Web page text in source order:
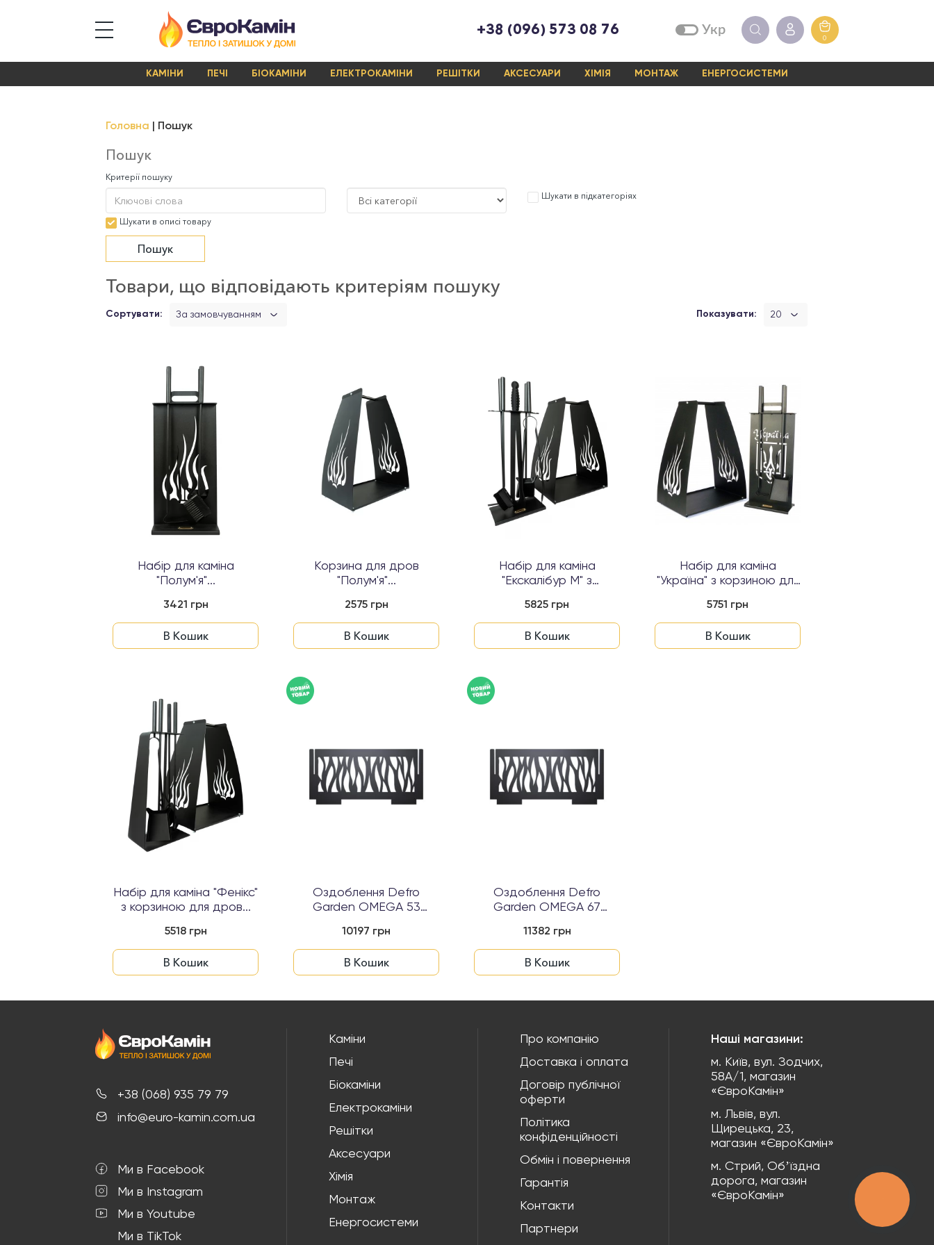
+38 (096) 573 08 76 Укр
0
КАМІНИ ПЕЧІ БІОКАМІНИ ЕЛЕКТРОКАМІНИ РЕШІТКИ АКСЕСУАРИ ХІМІЯ МОНТАЖ ЕНЕРГОСИСТЕМИ
Головна Пошук
Пошук
Критерії пошуку
Шукати в підкатегоріях
Шукати в описі товару
Товари, що відповідають критеріям пошуку
Сортувати: За замовчуванням Показувати: 20
Набір для каміна
"Полум'я"...
3421 грн
В Кошик
Корзина для дров
"Полум'я"...
2575 грн
В Кошик
Набір для каміна
"Екскалібур М" з
5825 грн
В Кошик
Набір для каміна
"Україна" з корзиною для
5751 грн
В Кошик
Набір для каміна "Фенікс"
з корзиною для дров...
5518 грн
В Кошик
Оздоблення Defro
Garden OMEGA 53
10197 грн
В Кошик
Оздоблення Defro
Garden OMEGA 67
11382 грн
В Кошик
+38 (068) 935 79 79
info@euro-kamin.com.ua
Ми в Facebook
Ми в Instagram
Ми в Youtube
Ми в TikTok
Каміни
Печі
Біокаміни
Електрокаміни
Решітки
Аксесуари
Хімія
Монтаж
Енергосистеми
Про компанію
Доставка і оплата
Договір публічної
оферти
Політика
конфіденційності
Обмін і повернення
Гарантія
Контакти
Партнери
Наші магазини:
м. Київ, вул. Зодчих,
58А/1, магазин
«ЄвроКамін»
м. Львів, вул.
Щирецька, 23,
магазин «ЄвроКамін»
м. Стрий, Обʼїздна
дорога, магазин
«ЄвроКамін»